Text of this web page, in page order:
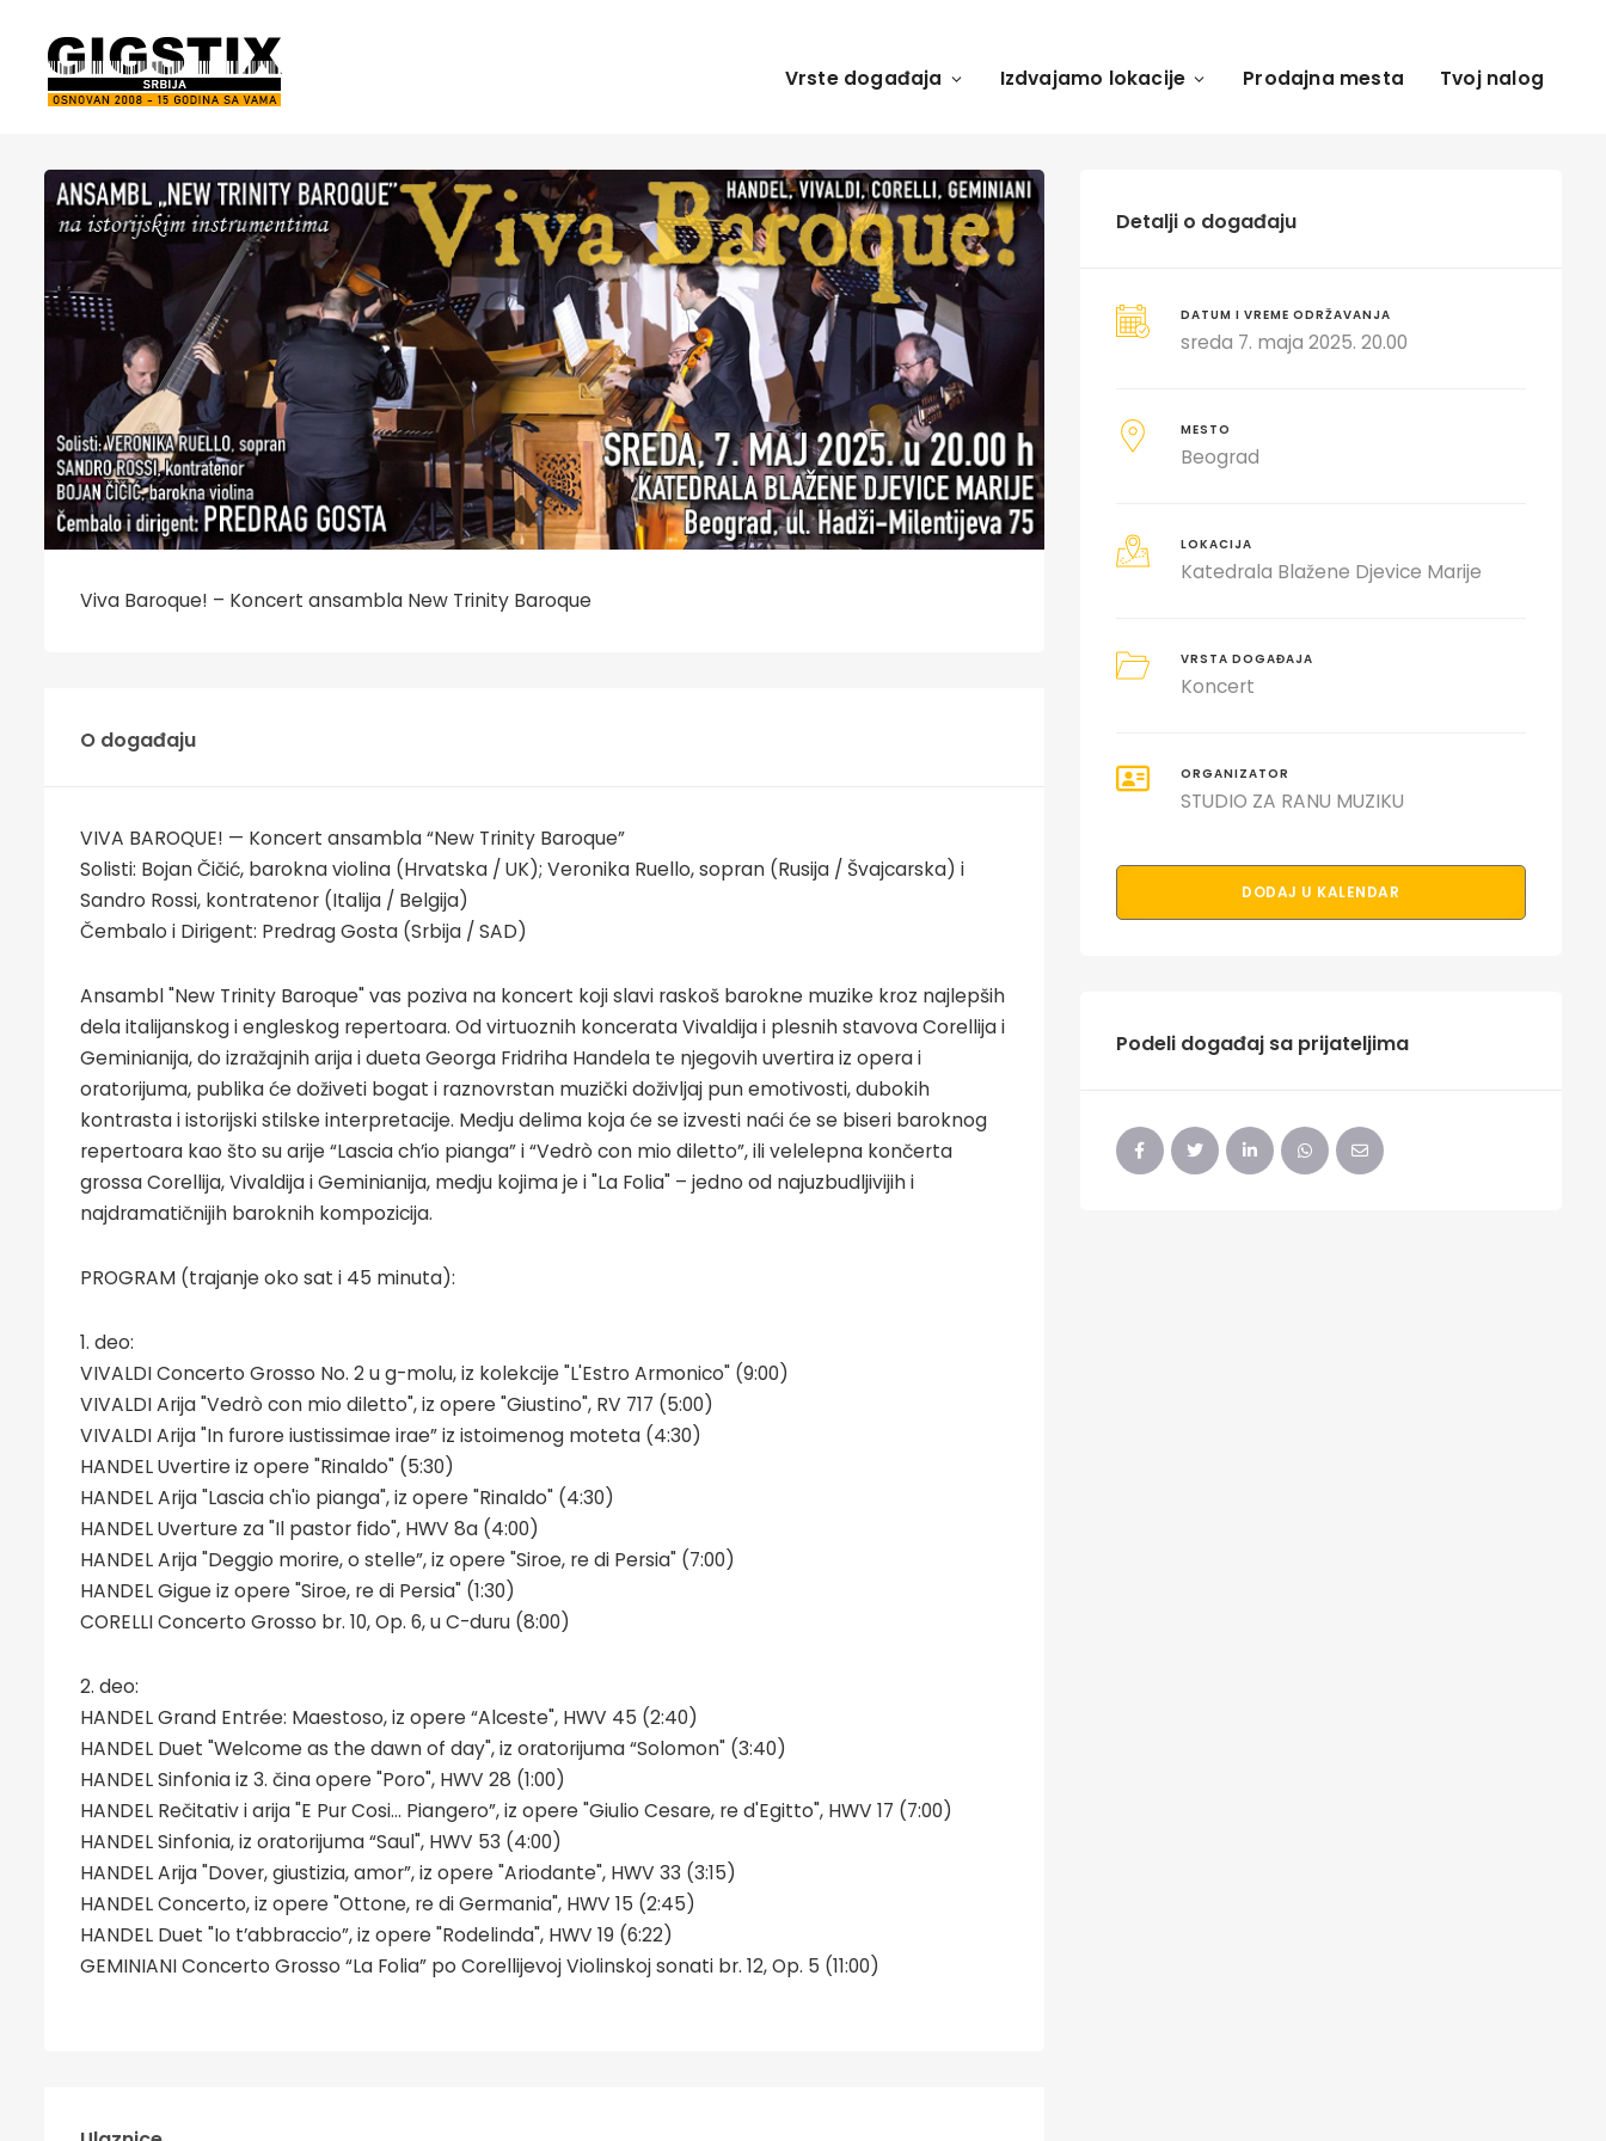
Vrste događaja Izdvajamo lokacije Prodajna mesta Tvoj nalog
Viva Baroque! – Koncert ansambla New Trinity Baroque
O događaju
VIVA BAROQUE! — Koncert ansambla “New Trinity Baroque”
Solisti: Bojan Čičić, barokna violina (Hrvatska / UK); Veronika Ruello, sopran (Rusija / Švajcarska) i
Sandro Rossi, kontratenor (Italija / Belgija)
Čembalo i Dirigent: Predrag Gosta (Srbija / SAD)
Ansambl "New Trinity Baroque" vas poziva na koncert koji slavi raskoš barokne muzike kroz najlepših
dela italijanskog i engleskog repertoara. Od virtuoznih koncerata Vivaldija i plesnih stavova Corellija i
Geminianija, do izražajnih arija i dueta Georga Fridriha Handela te njegovih uvertira iz opera i
oratorijuma, publika će doživeti bogat i raznovrstan muzički doživljaj pun emotivosti, dubokih
kontrasta i istorijski stilske interpretacije. Medju delima koja će se izvesti naći će se biseri baroknog
repertoara kao što su arije “Lascia ch’io pianga” i “Vedrò con mio diletto”, ili velelepna končerta
grossa Corellija, Vivaldija i Geminianija, medju kojima je i "La Folia" – jedno od najuzbudljivijih i
najdramatičnijih baroknih kompozicija.
PROGRAM (trajanje oko sat i 45 minuta):
1. deo:
VIVALDI Concerto Grosso No. 2 u g-molu, iz kolekcije "L'Estro Armonico" (9:00)
VIVALDI Arija "Vedrò con mio diletto", iz opere "Giustino", RV 717 (5:00)
VIVALDI Arija "In furore iustissimae irae” iz istoimenog moteta (4:30)
HANDEL Uvertire iz opere "Rinaldo" (5:30)
HANDEL Arija "Lascia ch'io pianga", iz opere "Rinaldo" (4:30)
HANDEL Uverture za "Il pastor fido", HWV 8a (4:00)
HANDEL Arija "Deggio morire, o stelle”, iz opere "Siroe, re di Persia" (7:00)
HANDEL Gigue iz opere "Siroe, re di Persia" (1:30)
CORELLI Concerto Grosso br. 10, Op. 6, u C-duru (8:00)
2. deo:
HANDEL Grand Entrée: Maestoso, iz opere “Alceste", HWV 45 (2:40)
HANDEL Duet "Welcome as the dawn of day", iz oratorijuma “Solomon" (3:40)
HANDEL Sinfonia iz 3. čina opere "Poro", HWV 28 (1:00)
HANDEL Rečitativ i arija "E Pur Cosi… Piangero”, iz opere "Giulio Cesare, re d'Egitto", HWV 17 (7:00)
HANDEL Sinfonia, iz oratorijuma “Saul", HWV 53 (4:00)
HANDEL Arija "Dover, giustizia, amor”, iz opere "Ariodante", HWV 33 (3:15)
HANDEL Concerto, iz opere "Ottone, re di Germania", HWV 15 (2:45)
HANDEL Duet "Io t’abbraccio”, iz opere "Rodelinda", HWV 19 (6:22)
GEMINIANI Concerto Grosso “La Folia” po Corellijevoj Violinskoj sonati br. 12, Op. 5 (11:00)
Detalji o događaju
DATUM I VREME ODRŽAVANJA
sreda 7. maja 2025. 20.00
MESTO
Beograd
LOKACIJA
Katedrala Blažene Djevice Marije
VRSTA DOGAĐAJA
Koncert
ORGANIZATOR
STUDIO ZA RANU MUZIKU
DODAJ U KALENDAR
Podeli događaj sa prijateljima